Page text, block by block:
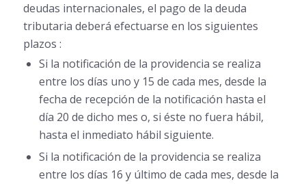
deudas internacionales, el pago de la deuda
tributaria deberá efectuarse en los siguientes
plazos :
Si la notificación de la providencia se realiza
entre los días uno y 15 de cada mes, desde la
fecha de recepción de la notificación hasta el
día 20 de dicho mes o, si éste no fuera hábil,
hasta el inmediato hábil siguiente.
Si la notificación de la providencia se realiza
entre los días 16 y último de cada mes, desde la